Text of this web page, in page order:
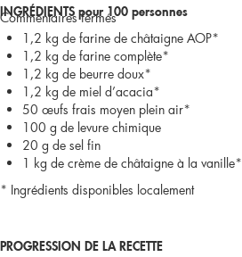
Commentaires ferméssur
Dessert
« douceur
de
pomme,
miel
INGRÉDIENTS pour 100 personnes
1,2 kg de farine de châtaigne AOP*
1,2 kg de farine complète*
1,2 kg de beurre doux*
1,2 kg de miel d’acacia*
50 œufs frais moyen plein air*
100 g de levure chimique
20 g de sel fin
1 kg de crème de châtaigne à la vanille*
* Ingrédients disponibles localement
PROGRESSION DE LA RECETTE